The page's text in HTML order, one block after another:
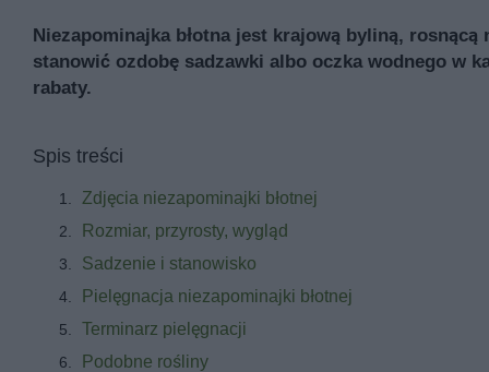
Niezapominajka błotna jest krajową byliną,
stanowić ozdobę sadzawki albo oczka wodnego w
rabaty.
Spis treści
Zdjęcia niezapominajki błotnej
Rozmiar, przyrosty, wygląd
Sadzenie i stanowisko
Pielęgnacja niezapominajki błotnej
Terminarz pielęgnacji
Podobne rośliny